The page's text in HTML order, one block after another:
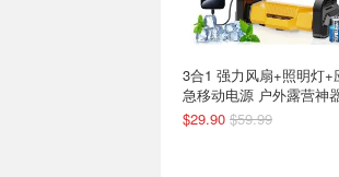
3合1 强力风扇+照明灯+
急移动电源 户外露营神
$29.90 $59.99